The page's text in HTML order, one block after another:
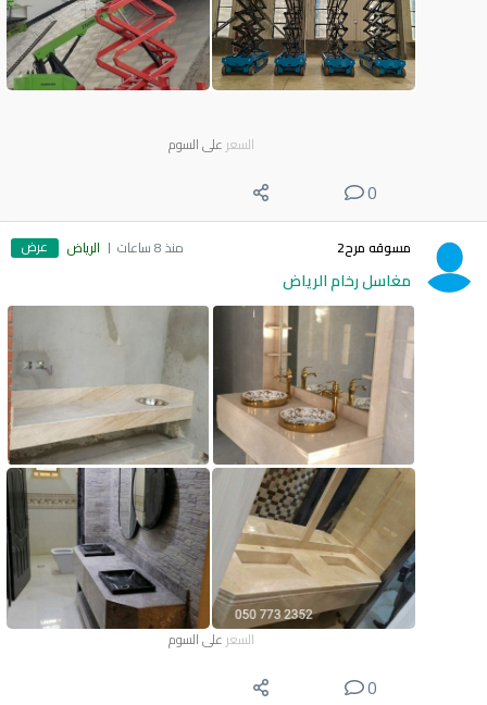
السعر على السوم
0
مسوقه مرح2 منذ 8 ساعات الرياض عرض
مغاسل رخام الرياض
السعر على السوم
0